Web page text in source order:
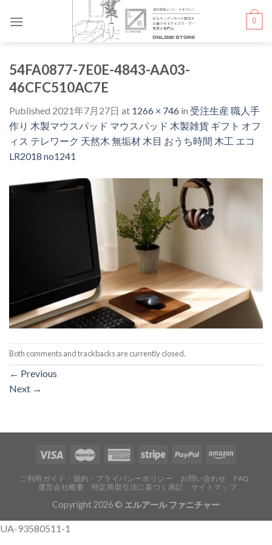
0
54FA0877-7E0E-4843-AA03-
46CFC510AC7E
Published 2021年7月27日 at 1266 × 746 in 受注生産 職人手
作り 木製マウスパッド マウスパッド 木製雑貨 ギフト オフ
ィス テレワーク 天然木 無垢材 木目 おうち時間 木工 エコ
LR2018 no1241
Both comments and trackbacks are currently closed.
← Previous
Next →
ご利用ガイド・規約・プライバシーポリシー お問い合わせ
FAQ
運営会社概要
特定商取引法に基づく表記 サイトマップ
Copyright 2026 © エルアール ファニチャー
UA-93580511-1